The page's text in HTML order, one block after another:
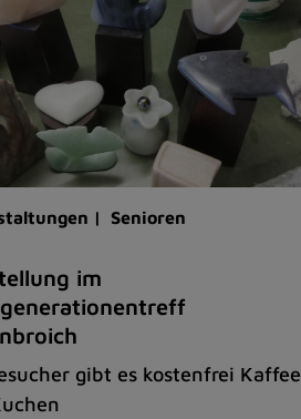
| Senioren
im
gibt es kostenfrei Kaffee